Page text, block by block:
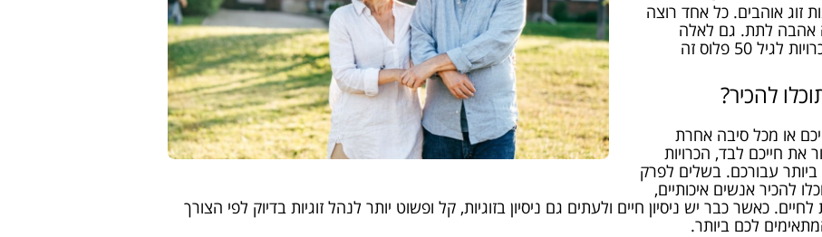
זוג אוהבים. כל אחד רוצה
אהבה לתת. גם לאלה
שאומרים שעדיף להם להיות לבד. הכרויות לגיל 50 פלוס זה
להכיר?
או מכל סיבה אחרת
את חייכם לבד, הכרויות
ביותר עבורכם. בשלים לפרק
להכיר אנשים איכותיים,
לחיים. כאשר כבר יש ניסיון חיים ולעתים גם ניסיון בזוגיות, קל ופשוט יותר לנהל זוגיות בדיוק לפי הצורך
לכם ביותר.